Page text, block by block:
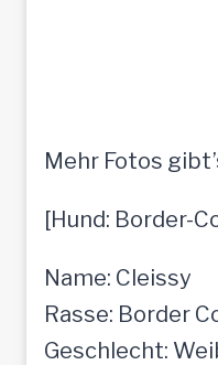
Mehr Fotos
[Hund: Border-
Name: Cleissy
Rasse: Border
Geschlecht: